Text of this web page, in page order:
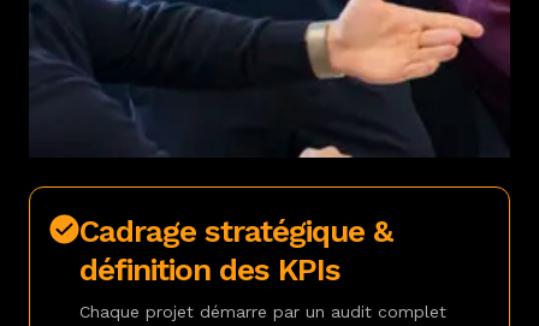
Cadrage stratégique &
définition des KPIs
Chaque projet démarre par un audit complet